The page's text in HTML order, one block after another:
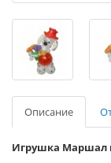
Описание
Игрушка Маршал